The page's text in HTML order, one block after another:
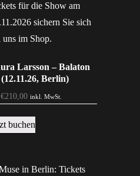
Larsson – Balaton
Berlin)
€210,00 inkl. MwSt.
buchen